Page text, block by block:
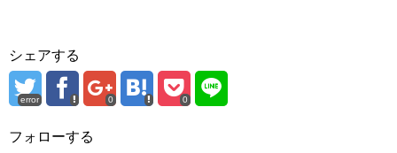
シェアする
error 0 0
フォローする